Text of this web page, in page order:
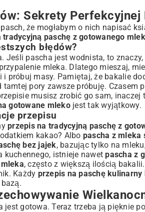
Sekrety Perfekcyjnej
że mogłabym o nich napisać
tradycyjną paschę z gotowanego
błędów?
Jeśli pascha jest wodnista, to
mleka. Dlatego mieszaj,
próbuj masy. Pamiętaj, że bakalie
tamtej pory zawsze próbuję. Czasem
musisz zrobić go sam,
gotowane mlekojest tak wyjątkowy.
przepisu
przepis na tradycyjną paschę z
kakao? Albo pascha z mleka
bez jajek, bazując tylko na
kuchennego, istnieje nawetpascha z
, często z większą ilością
. Każdy przepis na paschę kulinarny
jest gotowa. Teraz trzeba ją pięknie